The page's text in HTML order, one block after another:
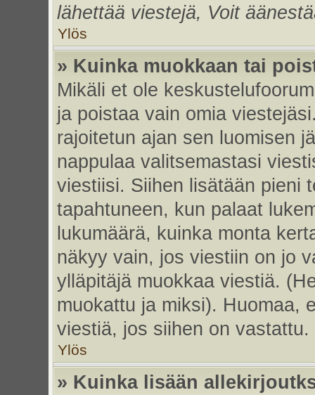
lähettää viestejä, Voit
Ylös
» Kuinka muokkaan tai
Mikäli et ole
ja poistaa vain omia
rajoitetun ajan sen luomisen
nappulaa valitsemastasi
viestiisi. Siihen lisätään pieni
tapahtuneen, kun palaat
lukumäärä, kuinka monta
näkyy vain, jos viestiin on jo
ylläpitäjä muokkaa viestiä.
muokattu ja miksi). Huomaa,
viestiä, jos siihen on vastattu.
Ylös
» Kuinka lisään